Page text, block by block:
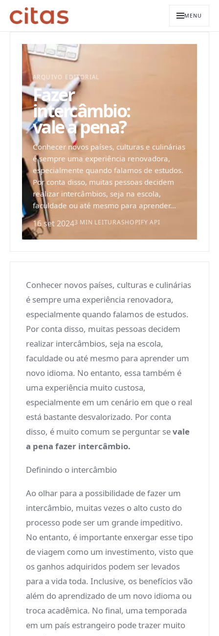
MENU
ARQUIVO EDITORIAL
Fazer
intercâmbio:
vale a pena?
Conhecer novos países, culturas e culinárias
é sempre uma experiência renovadora,
especialmente quando falamos de estudos.
Por conta disso, muitas pessoas decidem
realizar intercâmbios, seja na escola,
faculdade ou até mesmo para aprender...
16 set 20243 MIN LEITURASHOPIFY API
Conhecer novos países, culturas e culinárias
é sempre uma experiência renovadora,
especialmente quando falamos de estudos.
Por conta disso, muitas pessoas decidem
realizar intercâmbios, seja na escola,
faculdade ou até mesmo para aprender um
novo idioma. No entanto, essa também é
uma experiência muito custosa,
especialmente em um cenário em que o real
está bastante desvalorizado. Por conta
disso, é muito comum se perguntar sevale
a pena fazer intercâmbio.
Definindo o intercâmbio
Ao olhar para a possibilidade de fazer um
intercâmbio, muitas vezes o alto custo do
processo pode ser um grande impeditivo.
No entanto, é importante enxergar esse tipo
de viagem como um investimento, visto que
os ganhos adquiridos podem ser levados
para a vida toda. Inclusive, os benefícios vão
além do aprendizado de um novo idioma ou
troca acadêmica. No final, uma temporada
em um país estrangeiro pode trazer muito